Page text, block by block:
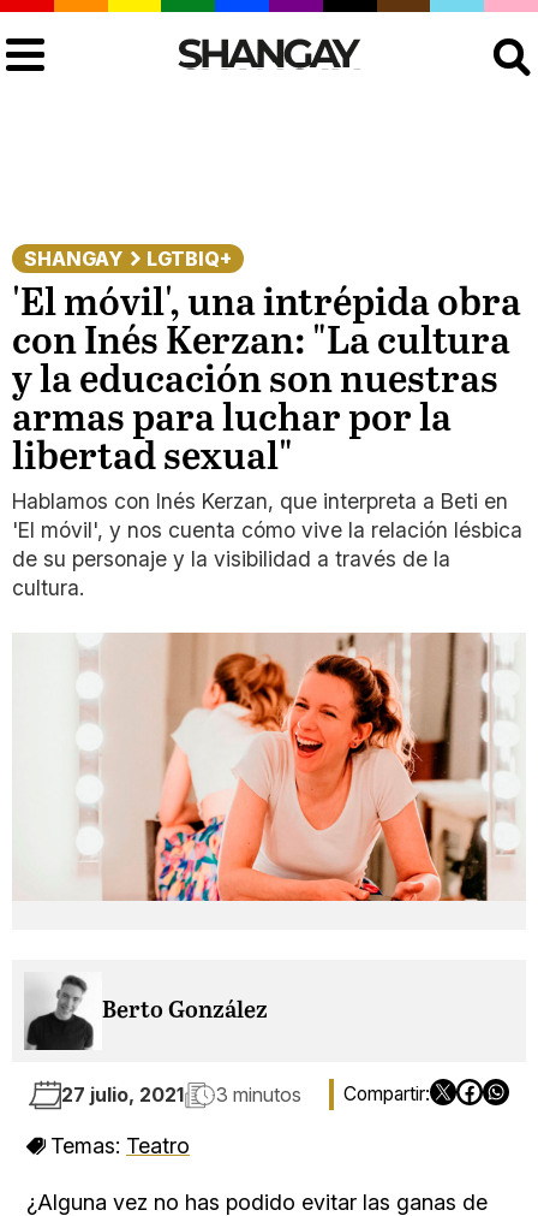
SHANGAY LGTBIQ+
'El móvil', una intrépida obra
con Inés Kerzan: "La cultura
y la educación son nuestras
armas para luchar por la
libertad sexual"
Hablamos con Inés Kerzan, que interpreta a Beti en
'El móvil', y nos cuenta cómo vive la relación lésbica
de su personaje y la visibilidad a través de la
cultura.
Berto González
27 julio, 2021 3 minutos
Temas: Teatro
¿Alguna vez no has podido evitar las ganas de